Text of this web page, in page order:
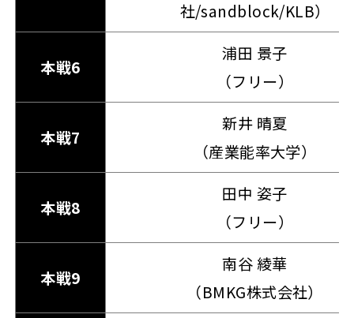
社/sandblock/KLB）
本戦6
浦田 景子
（フリー）
本戦7
新井 晴夏
（産業能率大学）
本戦8
田中 姿子
（フリー）
本戦9
南谷 綾華
（BMKG株式会社）